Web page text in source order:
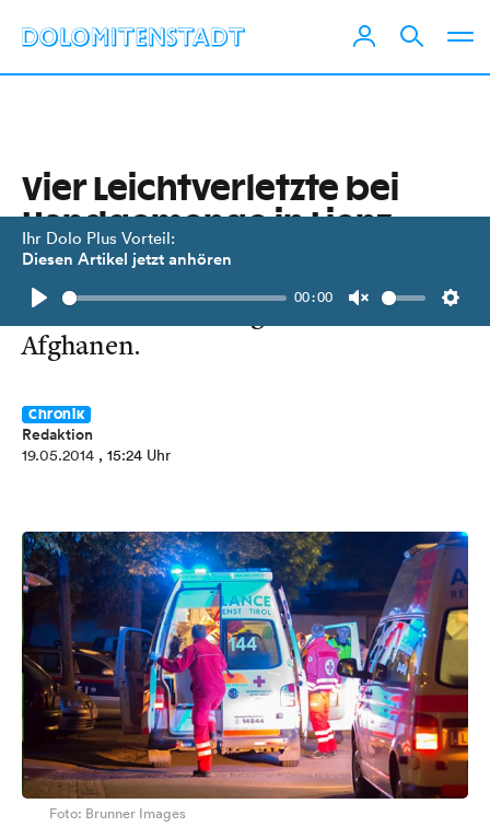
Ihr Dolo Plus Vorteil:
Diesen Artikel jetzt anhören
Play
00:00
Unmute
Vier Leichtverletzte bei
Handgemenge in Lienz
Am Sonntag, 18. Mai, kam es zu einer
Auseinandersetzung zwischen acht
Afghanen.
Chronik
Redaktion
19.05.2014 , 15:24 Uhr
Foto: Brunner Images